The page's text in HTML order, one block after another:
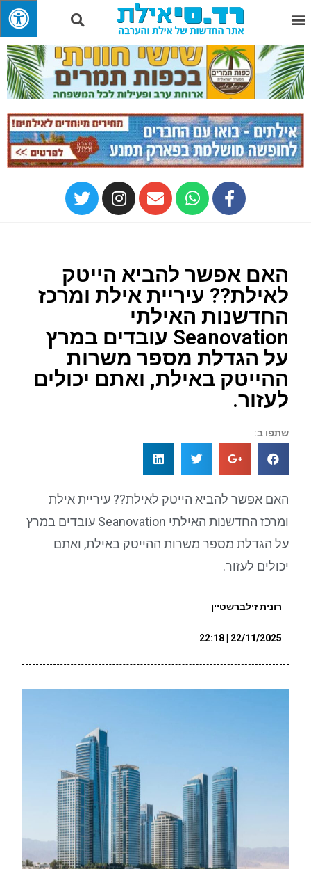
האם אפשר להביא הייטק
לאילת?? עיריית אילת ומרכז
החדשנות האילתי
Seanovation עובדים במרץ
על הגדלת מספר משרות
ההייטק באילת, ואתם יכולים
לעזור.
שתפו ב:
האם אפשר להביא הייטק לאילת?? עיריית אילת
ומרכז החדשנות האילתי Seanovation עובדים במרץ
על הגדלת מספר משרות ההייטק באילת, ואתם
יכולים לעזור.
רונית זילברשטיין
22/11/2025 | 22:18